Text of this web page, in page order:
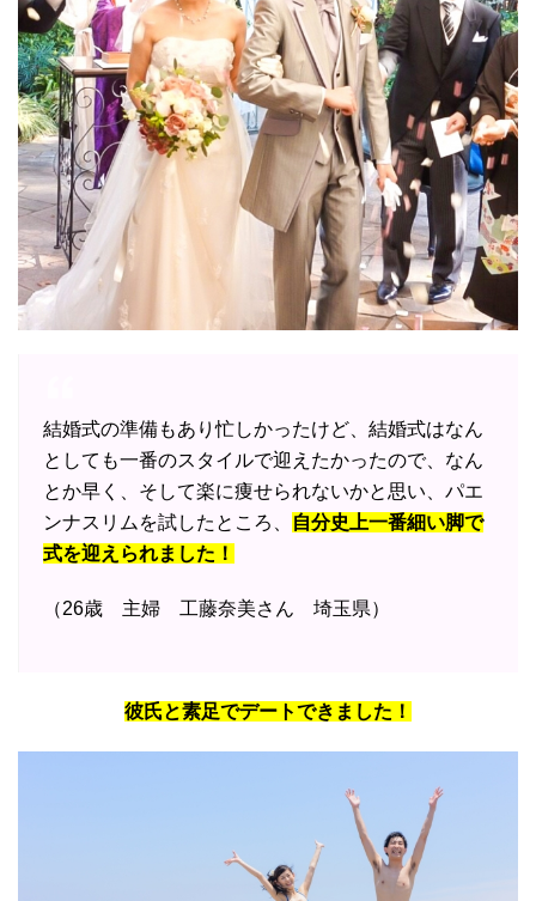
結婚式の準備もあり忙しかったけど、結婚式はなん
としても一番のスタイルで迎えたかったので、なん
とか早く、そして楽に痩せられないかと思い、パエ
ンナスリムを試したところ、
自分史上一番細い脚で
式を迎えられました！
（26歳 主婦 工藤奈美さん 埼玉県）
彼氏と素足でデートできました！